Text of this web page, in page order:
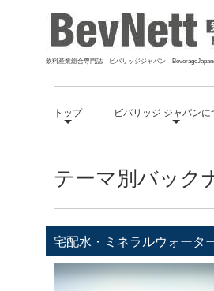
飲料産業総合専門誌 ビバリッジジャパン BeverageJapan
トップ ビバリッジ ジャパンに
テーマ別バック
宅配水・ミネラルウォータ